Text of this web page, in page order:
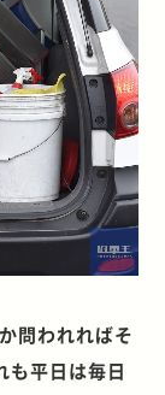
問われればそ
も平日は毎日